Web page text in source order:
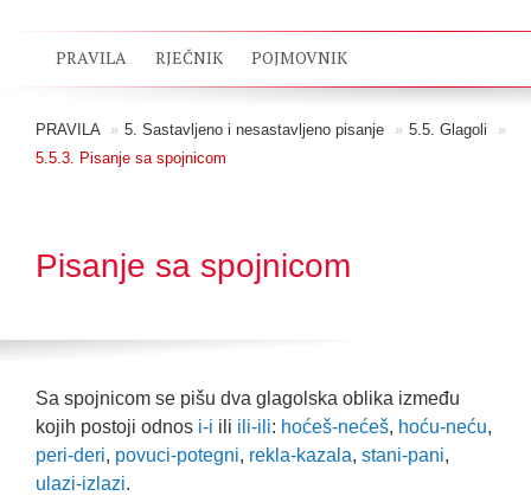
PRAVILA RJEČNIK POJMOVNIK
PRAVILA » 5. Sastavljeno i nesastavljeno pisanje » 5.5. Glagoli
»
5.5.3. Pisanje sa spojnicom
Pisanje sa spojnicom
Sa spojnicom se pišu dva glagolska oblika između
kojih postoji odnos i-i ili ili-ili: hoćeš-nećeš, hoću-neću,
peri-deri, povuci-potegni, rekla-kazala, stani-pani,
ulazi-izlazi.